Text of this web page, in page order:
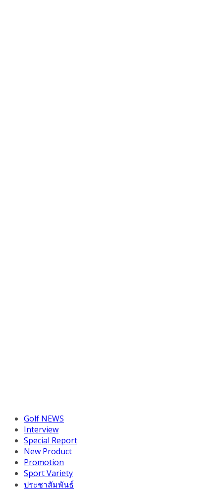
Golf NEWS
Interview
Special Report
New Product
Promotion
Sport Variety
ประชาสัมพันธ์